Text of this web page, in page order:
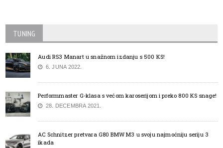
TUNING
Audi RS3 Manart u snažnom izdanju s 500 KS!
6. JUNA 2022.
Performmaster G-klasa s većom karoserijom i preko 800 KS snage!
28. DECEMBRA 2021.
AC Schnitzer pretvara G80 BMW M3 u svoju najmoćniju seriju 3
ikada